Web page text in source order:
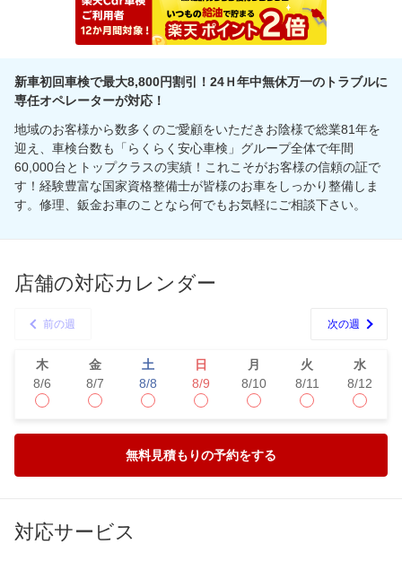
新車初回車検で最大8,800円割引！24Ｈ年中無休万一のトラブルに
専任オペレーターが対応！
地域のお客様から数多くのご愛顧をいただきお陰様で総業81年を
迎え、車検台数も「らくらく安心車検」グループ全体で年間
60,000台とトップクラスの実績！これこそがお客様の信頼の証で
す！経験豊富な国家資格整備士が皆様のお車をしっかり整備しま
す。修理、鈑金お車のことなら何でもお気軽にご相談下さい。
店舗の対応カレンダー
前の週 次の週
木
8/6
金
8/7
土
8/8
日
8/9
月
8/10
火
8/11
水
8/12
無料見積もりの予約をする
対応サービス